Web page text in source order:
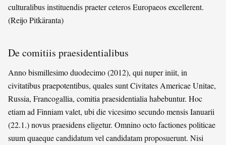
culturalibus instituendis praeter ceteros Europaeos excellerent.
(Reijo Pitkäranta)
De comitiis praesidentialibus
Anno bismillesimo duodecimo (2012), qui nuper iniit, in
civitatibus praepotentibus, quales sunt Civitates Americae Unitae,
Russia, Francogallia, comitia praesidentialia habebuntur. Hoc
etiam ad Finniam valet, ubi die vicesimo secundo mensis Ianuarii
(22.1.) novus praesidens eligetur. Omnino octo factiones politicae
suum quaeque candidatum vel candidatam proposuerunt. Nisi